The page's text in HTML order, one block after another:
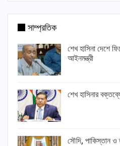
সাম্প্রতিক
শেখ হাসিনা দেশে
আইনমন্ত্রী
শেখ হাসিনার
সৌদি, পাকিস্তান ও